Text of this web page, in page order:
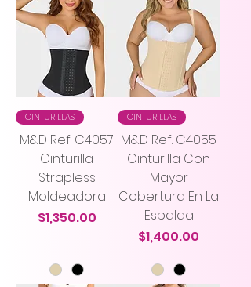
CINTURILLAS
M&D Ref. C4057
Cinturilla
Strapless
Moldeadora
Precio
$1,350.00
CINTURILLAS
M&D Ref. C4055
Cinturilla Con
Mayor
Cobertura En La
Espalda
Precio
$1,400.00